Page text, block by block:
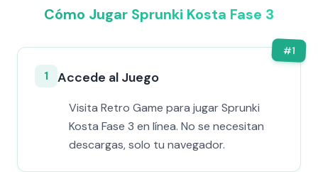
Cómo Jugar Sprunki Kosta Fase 3
#1
1 Accede al Juego
Visita Retro Game para jugar Sprunki
Kosta Fase 3 en línea. No se necesitan
descargas, solo tu navegador.